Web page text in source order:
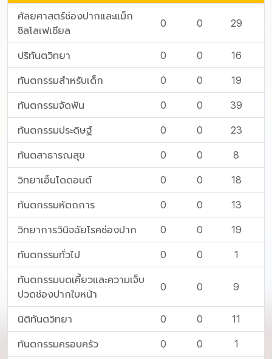
ศัลยศาสตร์ช่องปากและแม็ก
ซิลโลเฟเชียล
0 0 29
ปริทันตวิทยา 0 0 16
ทันตกรรมสำหรับเด็ก 0 0 19
ทันตกรรมจัดฟัน 0 0 39
ทันตกรรมประดิษฐ์ 0 0 23
ทันตสาธารณสุข 0 0 8
วิทยาเอ็นโดดอนต์ 0 0 18
ทันตกรรมหัตถการ 0 0 13
วิทยาการวินิจฉัยโรคช่องปาก 0 0 19
ทันตกรรมทั่วไป 0 0 1
ทันตกรรมบดเคี้ยวและความเจ็บ
ปวดช่องปากใบหน้า
0 0 9
นิติทันตวิทยา 0 0 11
ทันตกรรมครอบครัว 0 0 1